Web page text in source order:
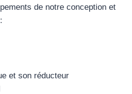
de notre conception et
et son réducteur